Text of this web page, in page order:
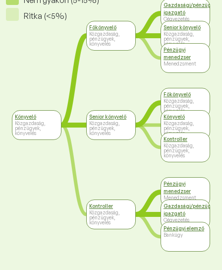
Ritka (<5%)
Könyvelő
Közgazdaság,
pénzügyek,
könyvelés
Főkönyvelő
Közgazdaság,
pénzügyek,
könyvelés
Senior könyvelő
Közgazdaság,
pénzügyek,
könyvelés
Kontroller
Közgazdaság,
pénzügyek,
könyvelés
Gazdasági/pénzügyi
igazgató
Cégvezetés
Senior könyvelő
Közgazdaság,
pénzügyek,
könyvelés
Pénzügyi
menedzser
Menedzsment
Főkönyvelő
Közgazdaság,
pénzügyek,
könyvelés
Könyvelő
Közgazdaság,
pénzügyek,
könyvelés
Kontroller
Közgazdaság,
pénzügyek,
könyvelés
Pénzügyi
menedzser
Menedzsment
Gazdasági/pénzügyi
igazgató
Cégvezetés
Pénzügyi elemző
Bankügy